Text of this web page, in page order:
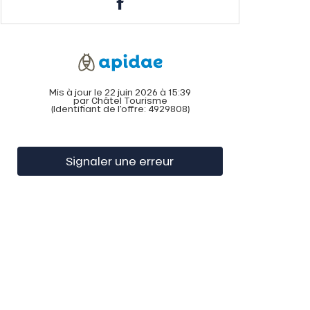
Mis à jour le 22 juin 2026 à 15:39
par Châtel Tourisme
(Identifiant de l'offre: 4929808)
Signaler une erreur